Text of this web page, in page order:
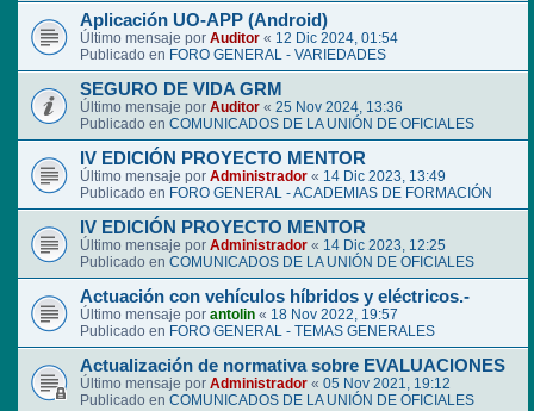
Aplicación UO-APP (Android)
Último mensaje por Auditor « 12 Dic 2024, 01:54
Publicado en FORO GENERAL - VARIEDADES
SEGURO DE VIDA GRM
Último mensaje por Auditor « 25 Nov 2024, 13:36
Publicado en COMUNICADOS DE LA UNIÓN DE OFICIALES
IV EDICIÓN PROYECTO MENTOR
Último mensaje por Administrador « 14 Dic 2023, 13:49
Publicado en FORO GENERAL - ACADEMIAS DE FORMACIÓN
IV EDICIÓN PROYECTO MENTOR
Último mensaje por Administrador « 14 Dic 2023, 12:25
Publicado en COMUNICADOS DE LA UNIÓN DE OFICIALES
Actuación con vehículos híbridos y eléctricos.-
Último mensaje por antolin « 18 Nov 2022, 19:57
Publicado en FORO GENERAL - TEMAS GENERALES
Actualización de normativa sobre EVALUACIONES
Último mensaje por Administrador « 05 Nov 2021, 19:12
Publicado en COMUNICADOS DE LA UNIÓN DE OFICIALES